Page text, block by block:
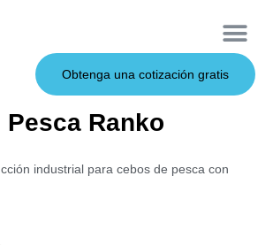
Obtenga una cotización gratis
Pesca Ranko
industrial para cebos de pesca con